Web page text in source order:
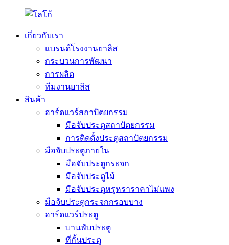
เกี่ยวกับเรา
แบรนด์โรงงานยาลิส
กระบวนการพัฒนา
การผลิต
ทีมงานยาลิส
สินค้า
ฮาร์ดแวร์สถาปัตยกรรม
มือจับประตูสถาปัตยกรรม
การติดตั้งประตูสถาปัตยกรรม
มือจับประตูภายใน
มือจับประตูกระจก
มือจับประตูไม้
มือจับประตูหรูหราราคาไม่แพง
มือจับประตูกระจกกรอบบาง
ฮาร์ดแวร์ประตู
บานพับประตู
ที่กั้นประตู